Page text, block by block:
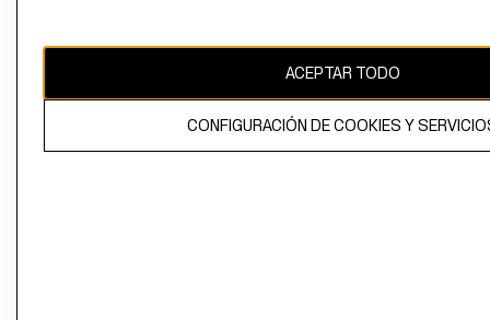
CAMBIAR REGIÓN
ACEPTAR TODO
CONFIGURACIÓN DE COOKIES Y